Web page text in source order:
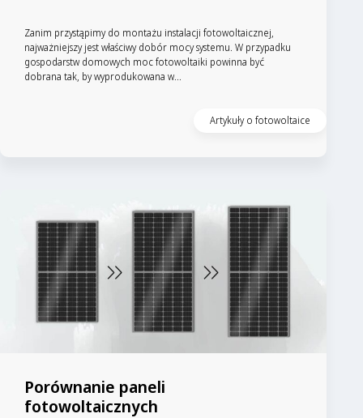
Zanim przystąpimy do montażu instalacji fotowoltaicznej,
najważniejszy jest właściwy dobór mocy systemu. W przypadku
gospodarstw domowych moc fotowoltaiki powinna być
dobrana tak, by wyprodukowana w...
Artykuły o fotowoltaice
Porównanie paneli
fotowoltaicznych